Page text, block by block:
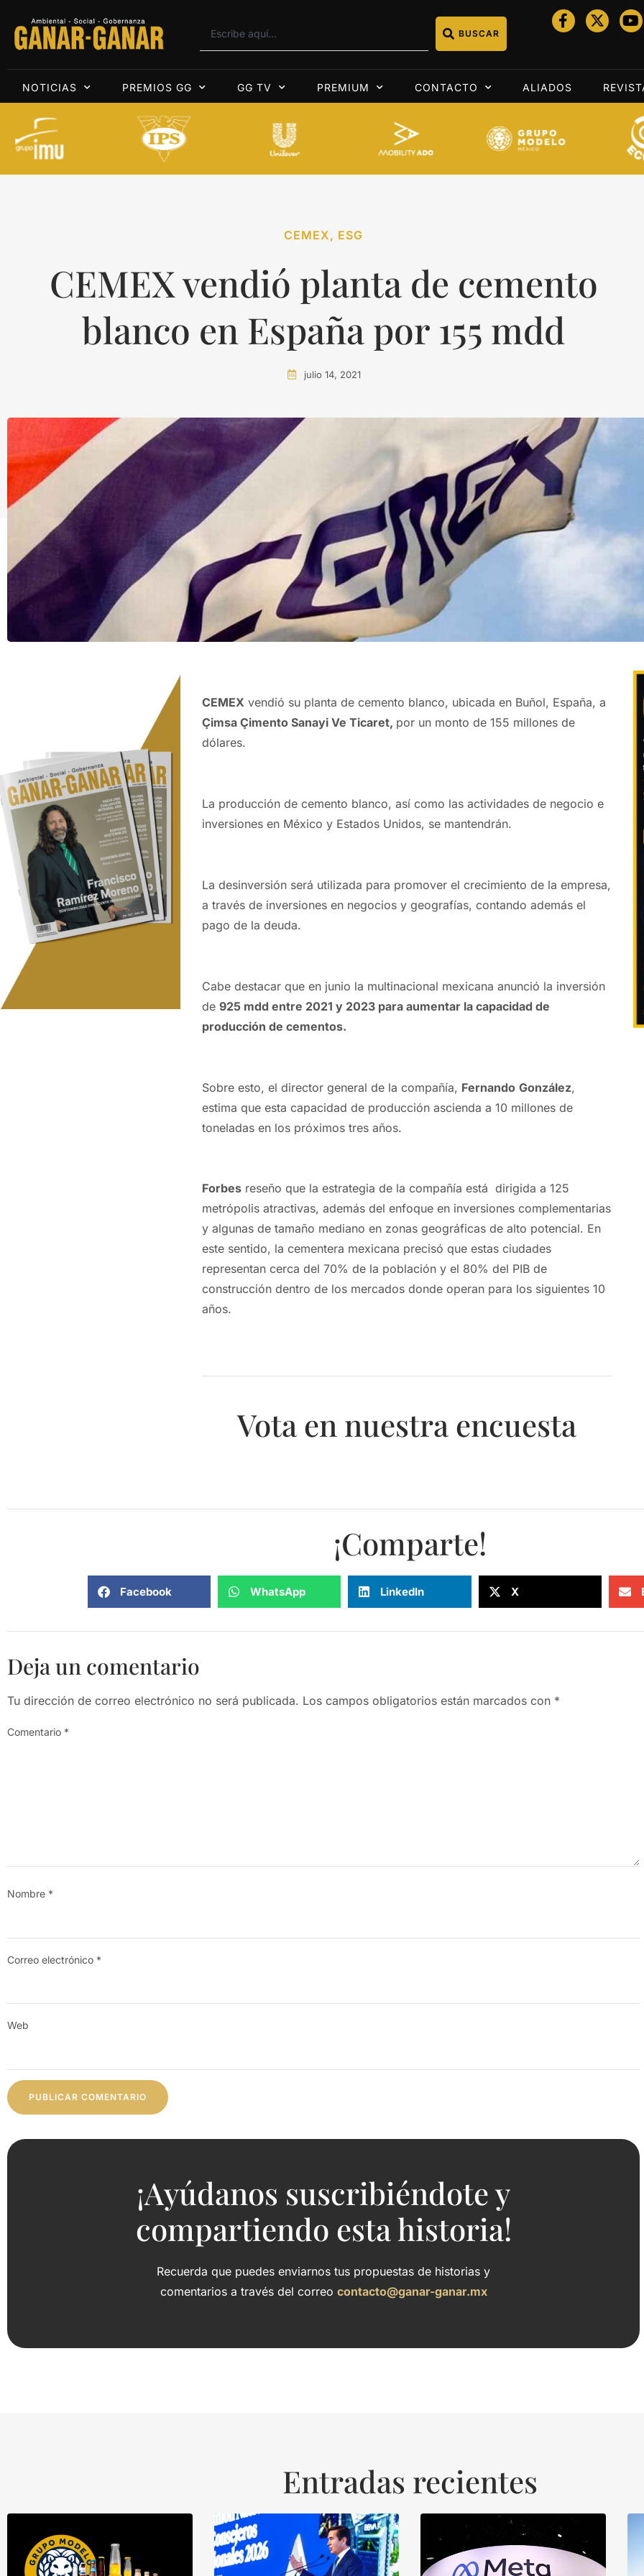
BUSCAR
NOTICIAS PREMIOS GG GG TV PREMIUM CONTACTO ALIADOS
CEMEX, ESG
CEMEX vendió planta de cemento
blanco en España por 155 mdd
julio 14, 2021
CEMEX vendió su planta de cemento blanco, ubicada en Buñol, España, a
Çimsa Çimento Sanayi Ve Ticaret, por un monto de 155 millones de
dólares.
La producción de cemento blanco, así como las actividades de negocio e
inversiones en México y Estados Unidos, se mantendrán.
La desinversión será utilizada para promover el crecimiento de la empresa,
a través de inversiones en negocios y geografías, contando además el
pago de la deuda.
Cabe destacar que en junio la multinacional mexicana anunció la inversión
de 925 mdd entre 2021 y 2023para aumentar la capacidad de
producción de cementos.
Sobre esto, el director general de la compañía, Fernando González,
estima que esta capacidad de producción ascienda a 10 millones de
toneladas en los próximos tres años.
Forbesreseño que la estrategia de la compañía está dirigida a 125
metrópolis atractivas, además del enfoque en inversiones complementarias
y algunas de tamaño mediano en zonas geográficas de alto potencial. En
este sentido, la cementera mexicana precisó que estas ciudades
representan cerca del 70% de la población y el 80% del PIB de
construcción dentro de los mercados donde operan para los siguientes 10
años.
Vota en nuestra encuesta
¡Comparte!
Facebook WhatsApp LinkedIn X
Deja un comentario
Tu dirección de correo electrónico no será publicada. Los campos obligatorios están marcados con *
Comentario *
Nombre *
Correo electrónico *
Web
¡Ayúdanos suscribiéndote y
compartiendo esta historia!
Recuerda que puedes enviarnos tus propuestas de historias y
comentarios a través del correo contacto@ganar-ganar.mx
Entradas recientes